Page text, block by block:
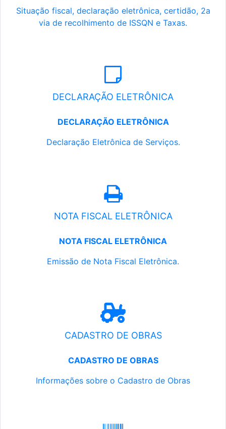
Situação fiscal, declaração eletrônica, certidão, 2a
via de recolhimento de ISSQN e Taxas.
DECLARAÇÃO ELETRÔNICA
DECLARAÇÃO ELETRÔNICA
Declaração Eletrônica de Serviços.
NOTA FISCAL ELETRÔNICA
NOTA FISCAL ELETRÔNICA
Emissão de Nota Fiscal Eletrônica.
CADASTRO DE OBRAS
CADASTRO DE OBRAS
Informações sobre o Cadastro de Obras